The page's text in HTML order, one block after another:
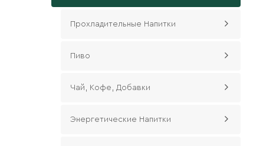
Прохладительные Напитки
Пиво
Чай, Кофе, Добавки
Энергетические Напитки